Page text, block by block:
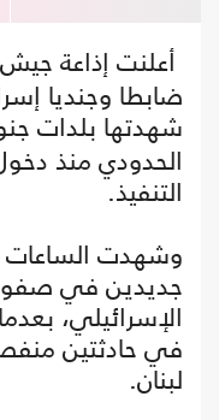
أعلنت إذاعة جيش
ضابطا وجنديا
شهدتها بلدات
الحدودي منذ
التنفيذ.
وشهدت الساعات
جديدين في
الإسرائيلي،
في حادثتين
لبنان.